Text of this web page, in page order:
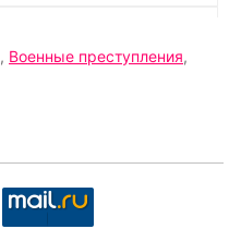
, Военные преступления,